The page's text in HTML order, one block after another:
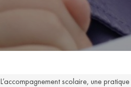
L’accompagnement scolaire, une